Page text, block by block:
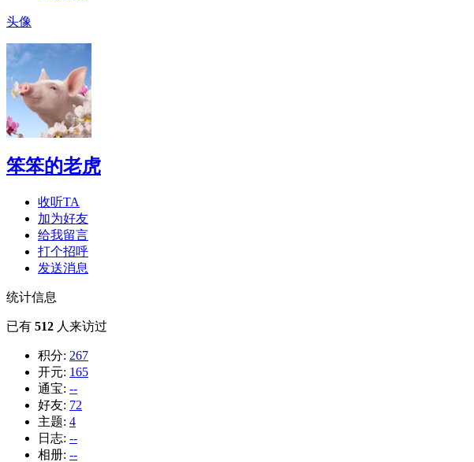
头像
笨笨的老虎
收听TA
加为好友
给我留言
打个招呼
发送消息
统计信息
已有 512 人来访过
积分: 267
开元: 165
通宝: --
好友: 72
主题: 4
日志: --
相册: --